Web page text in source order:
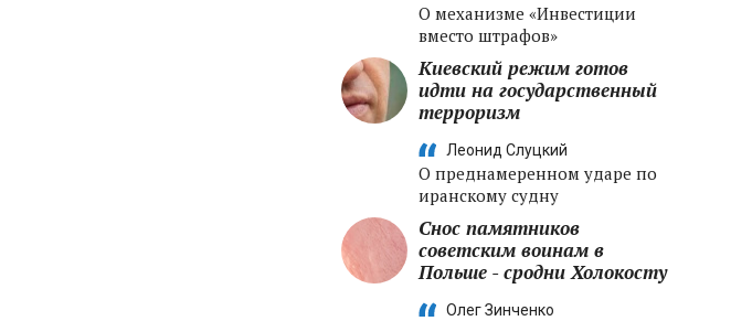
О механизме «Инвестиции
вместо штрафов»
Киевский режим готов
идти на государственный
терроризм
Леонид Слуцкий
О преднамеренном ударе по
иранскому судну
Снос памятников
советским воинам в
Польше - сродни Холокосту
Олег Зинченко